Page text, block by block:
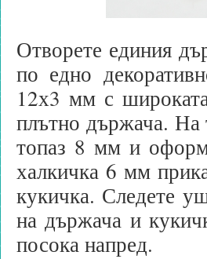
Отворете единия
по едно
12х3 мм с
плътно държача.
топаз 8 мм и
халкичка 6 мм
кукичка. Следете
на държача и
посока напред.